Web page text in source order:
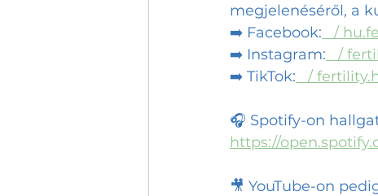
megjelenéséről, a
➡️ Facebook: /
➡️ Instagram: /
➡️ TikTok: /
🎧 Spotify-on
https://
🎥 YouTube-on